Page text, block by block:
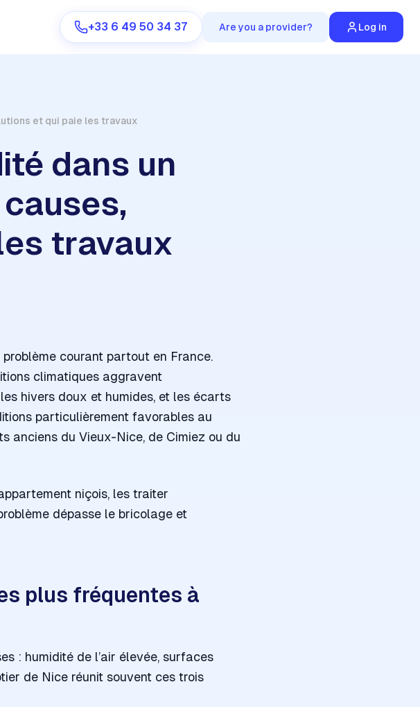
+33 6 49 50 34 37 Are you a provider? Log in
et qui paie les travaux
dans un
travaux
courant partout en France.
climatiques aggravent
hivers doux et humides, et les écarts
particulièrement favorables au
anciens du Vieux-Nice, de Cimiez ou du
niçois, les traiter
dépasse le bricolage et
plus fréquentes à
: humidité de l’air élevée, surfaces
de Nice réunit souvent ces trois